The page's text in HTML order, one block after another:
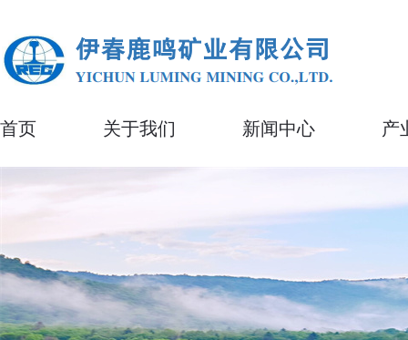
首页 关于我们 新闻中心 产